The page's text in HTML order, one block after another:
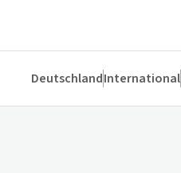
DeutschlandInternational